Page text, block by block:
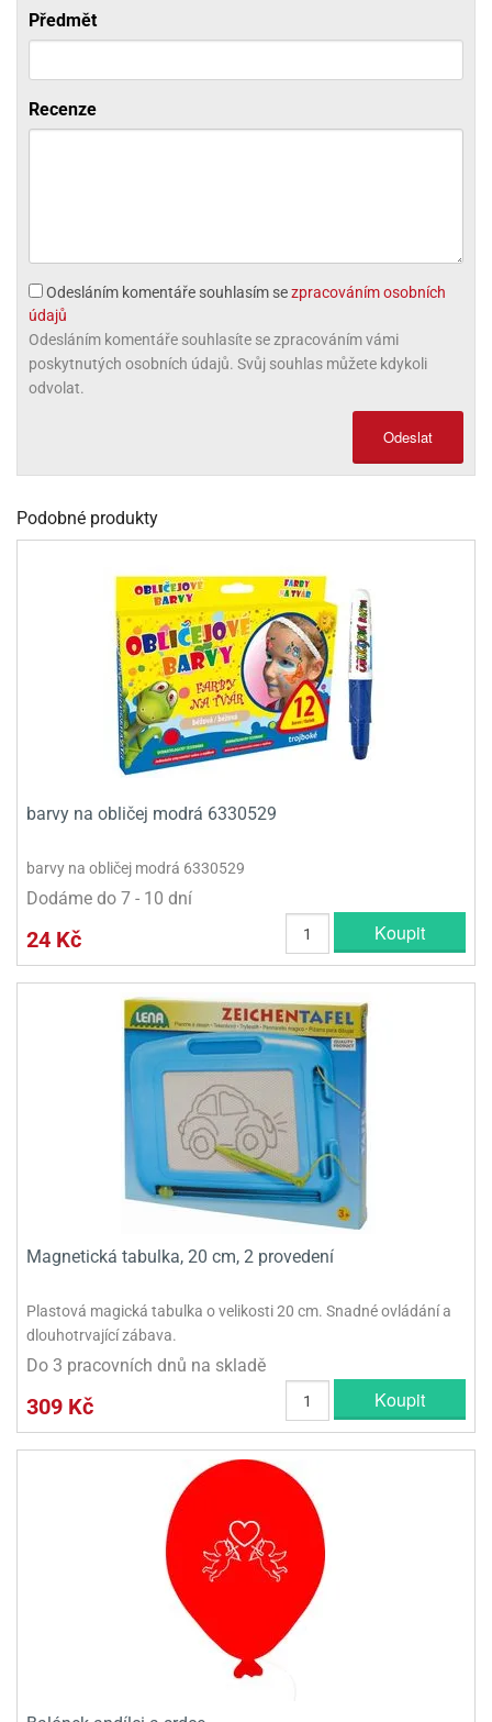
Předmět
Recenze
Odesláním komentáře souhlasím sezpracováním osobních
údajů
Odesláním komentáře souhlasíte se zpracováním vámi
poskytnutých osobních údajů. Svůj souhlas můžete kdykoli
odvolat.
Odeslat
Podobné produkty
barvy na obličej modrá 6330529
barvy na obličej modrá 6330529
Dodáme do 7 - 10 dní
24 Kč Koupit
Magnetická tabulka, 20 cm, 2 provedení
Plastová magická tabulka o velikosti 20 cm. Snadné ovládání a
dlouhotrvající zábava.
Do 3 pracovních dnů na skladě
309 Kč Koupit